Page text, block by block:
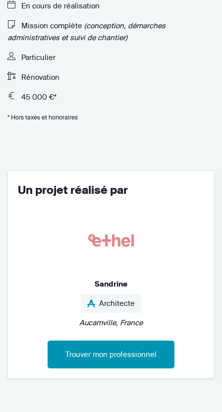
En cours de réalisation
Mission complète (conception, démarches
administratives et suivi de chantier)
Particulier
Rénovation
45 000 €*
* Hors taxes et honoraires
Un projet réalisé par
Sandrine
Architecte
Aucamville, France
Trouver mon professionnel